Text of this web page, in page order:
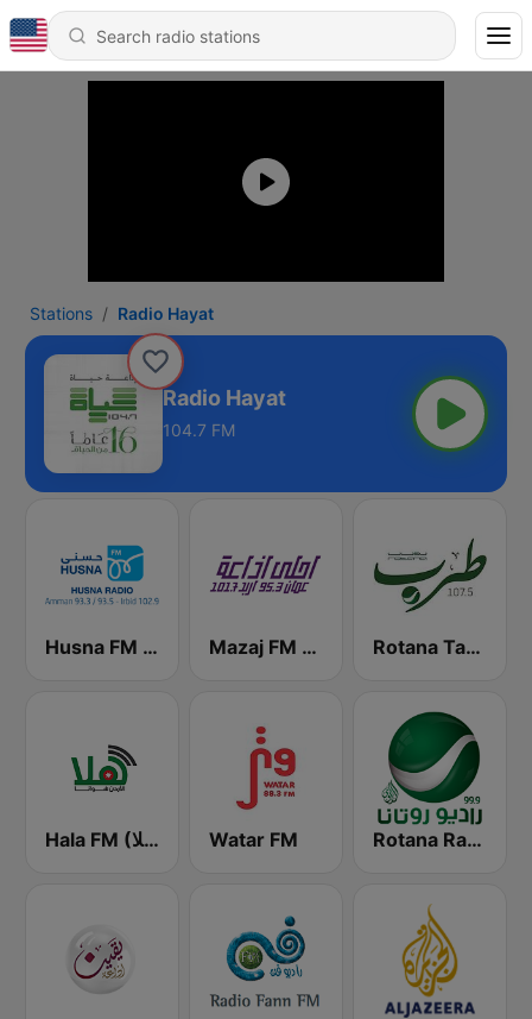
Stations Radio Hayat
Radio Hayat
104.7 FM
Husna FM (حسنى) Mazaj FM (مزاج إف إم) Rotana Tarab Jordan ( راديو روتانا طرب الاردن)
Hala FM (راديو هلا) Watar FM Rotana Radio (راديو روتانا)